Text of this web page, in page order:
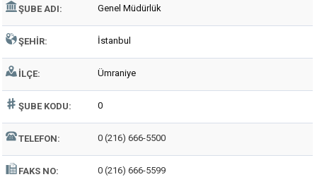
ŞUBE ADI: Genel Müdürlük
ŞEHIR: İstanbul
İLÇE: Ümraniye
ŞUBE KODU: 0
TELEFON: 0 (216) 666-5500
FAKS NO: 0 (216) 666-5599